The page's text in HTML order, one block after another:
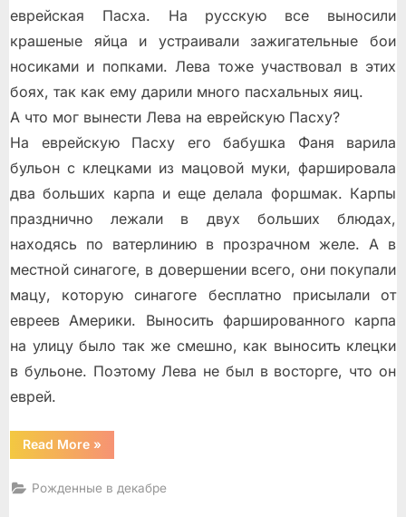
еврейская Пасха. На русскую все выносили
крашеные яйца и устраивали зажигательные бои
носиками и попками. Лева тоже участвовал в этих
боях, так как ему дарили много пасхальных яиц.
А что мог вынести Лева на еврейскую Пасху?
На еврейскую Пасху его бабушка Фаня варила
бульон с клецками из мацовой муки, фаршировала
два больших карпа и еще делала форшмак. Карпы
празднично лежали в двух больших блюдах,
находясь по ватерлинию в прозрачном желе. А в
местной синагоге, в довершении всего, они покупали
мацу, которую синагоге бесплатно присылали от
евреев Америки. Выносить фаршированного карпа
на улицу было так же смешно, как выносить клецки
в бульоне. Поэтому Лева не был в восторге, что он
еврей.
Read More“Радж
Капур
Кируп”
»
Рожденные в декабре